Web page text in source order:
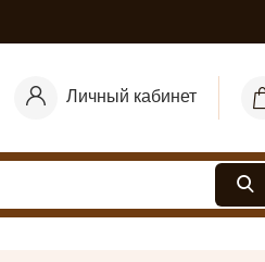
Личный кабинет